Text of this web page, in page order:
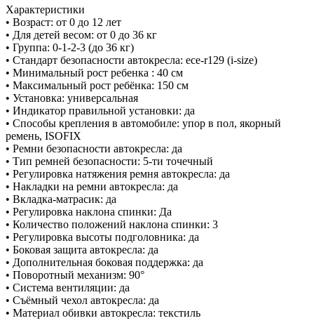
Характеристики
• Возраст: от 0 до 12 лет
• Для детей весом: от 0 до 36 кг
• Группа: 0-1-2-3 (до 36 кг)
• Стандарт безопасности автокресла: ece-r129 (i-size)
• Минимальный рост ребенка : 40 см
• Максимальный рост ребёнка: 150 см
• Установка: универсальная
• Индикатор правильной установки: да
• Способы крепления в автомобиле: упор в пол, якорный
ремень, ISOFIX
• Ремни безопасности автокресла: да
• Тип ремней безопасности: 5-ти точечный
• Регулировка натяжения ремня автокресла: да
• Накладки на ремни автокресла: да
• Вкладка-матрасик: да
• Регулировка наклона спинки: Да
• Количество положений наклона спинки: 3
• Регулировка высоты подголовника: да
• Боковая защита автокресла: да
• Дополнительная боковая поддержка: да
• Поворотный механизм: 90°
• Система вентиляции: да
• Съёмный чехол автокресла: да
• Материал обивки автокресла: текстиль